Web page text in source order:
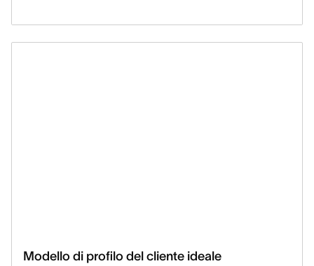
Modello di profilo del cliente ideale